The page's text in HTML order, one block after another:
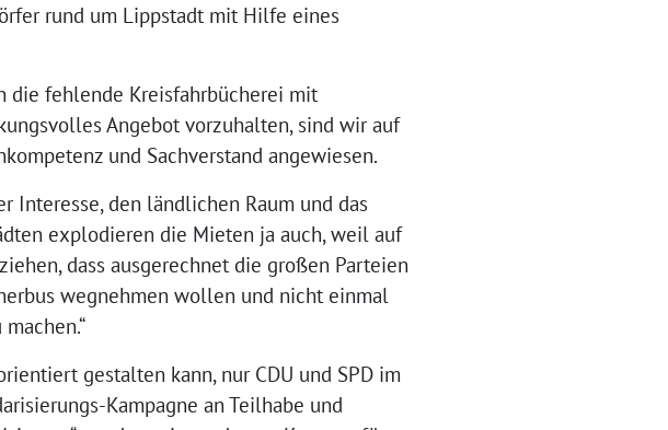
rund um Lippstadt mit Hilfe eines
die fehlende Kreisfahrbücherei mit
Angebot vorzuhalten, sind wir auf
und Sachverstand angewiesen.
Interesse, den ländlichen Raum und das
explodieren die Mieten ja auch, weil auf
dass ausgerechnet die großen Parteien
wegnehmen wollen und nicht einmal
gestalten kann, nur CDU und SPD im
Kampagne an Teilhabe und